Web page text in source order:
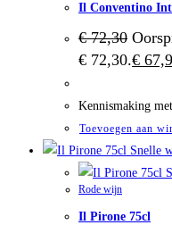
Il Conventino
€72,30
€ 72,30.€
Kennismaking
Toevoegen aan
Snelle
Rode wijn
Il Pirone 75cl